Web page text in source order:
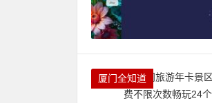
厦门全知道